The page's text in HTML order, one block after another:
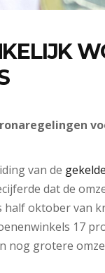
van de
dat de
half oktober van
17
nog grotere